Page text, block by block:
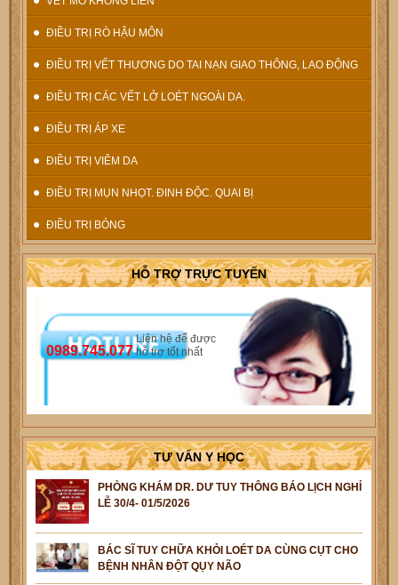
ĐIỀU TRỊ RÒ HẬU MÔN
ĐIỀU TRỊ VẾT THƯƠNG DO TAI NẠN GIAO THÔNG, LAO ĐỘNG
ĐIỀU TRỊ CÁC VẾT LỞ LOÉT NGOÀI DA.
ĐIỀU TRỊ ÁP XE
ĐIỀU TRỊ VIÊM DA
ĐIỀU TRỊ MỤN NHỌT. ĐINH ĐỘC. QUAI BỊ
ĐIỀU TRỊ BỎNG
HỖ TRỢ TRỰC TUYẾN
0989.745.077
Liên hệ để được
hỗ trợ tốt nhất
TƯ VẤN Y HỌC
PHÒNG KHÁM DR. DƯ TUY THÔNG BÁO LỊCH NGHỈ
LỄ 30/4- 01/5/2026
BÁC SĨ TUY CHỮA KHỎI LOÉT DA CÙNG CỤT CHO
BỆNH NHÂN ĐỘT QỤY NÃO